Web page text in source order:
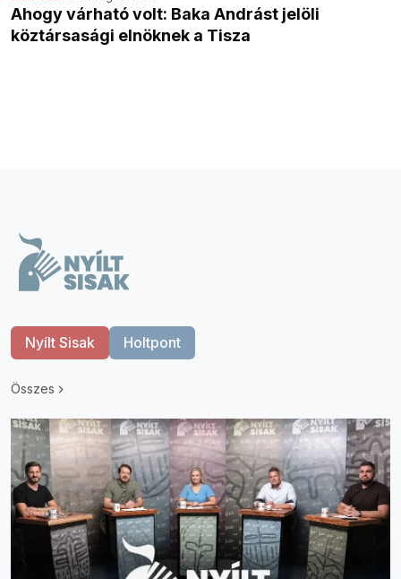
Ahogy várható volt: Baka Andrást jelöli
köztársasági elnöknek a Tisza
Nyílt Sisak Holtpont
Összes